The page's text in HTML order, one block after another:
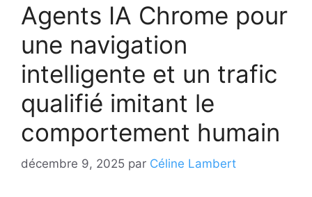
Agents IA Chrome pour
une navigation
intelligente et un trafic
qualifié imitant le
comportement humain
décembre 9, 2025 par Céline Lambert